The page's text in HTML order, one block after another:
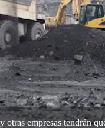
empresas tendrán